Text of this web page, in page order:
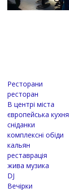
Ресторани
ресторан
В центрі міста
європейська кухня
сніданки
комплексні обіди
кальян
реставрація
жива музика
DJ
Вечірки